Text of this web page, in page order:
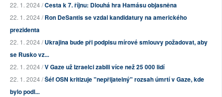
22. 1. 2024 /Cesta k 7. říjnu: Dlouhá hra Hamásu objasněna
22. 1. 2024 /Ron DeSantis se vzdal kandidatury na amerického
prezidenta
22. 1. 2024 /Ukrajina bude při podpisu mírové smlouvy požadovat, aby
se Rusko vz...
22. 1. 2024 /V Gaze už Izraelci zabili více než 25 000 lidí
22. 1. 2024 /Šéf OSN kritizuje "nepřijatelný" rozsah úmrtí v Gaze, kde
bylo podl...